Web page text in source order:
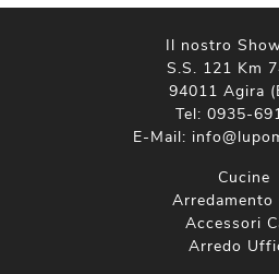
Il nostro
S.S. 121 Km
94011 Agira
Tel: 0935-
E-Mail:
Cucine
Arredamento
Accessori
Arredo